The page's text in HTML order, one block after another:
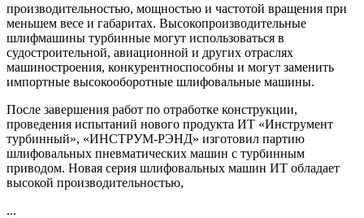
производительностью, мощностью и частотой вращения при
меньшем весе и габаритах. Высокопроизводительные
шлифмашины турбинные могут использоваться в
судостроительной, авиационной и других отраслях
машиностроения, конкурентноспособны и могут заменить
импортные высокооборотные шлифовальные машины.
После завершения работ по отработке конструкции,
проведения испытаний нового продукта ИТ «Инструмент
турбинный», «ИНСТРУМ-РЭНД» изготовил партию
шлифовальных пневматических машин с турбинным
приводом. Новая серия шлифовальных машин ИТ обладает
высокой производительностью,
...